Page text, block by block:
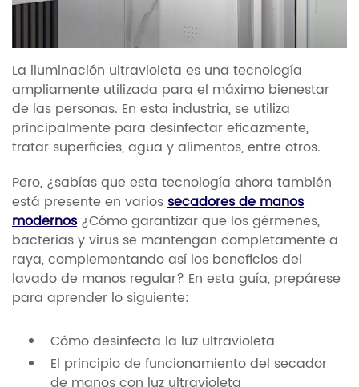
La iluminación ultravioleta es una tecnología
ampliamente utilizada para el máximo bienestar
de las personas. En esta industria, se utiliza
principalmente para desinfectar eficazmente,
tratar superficies, agua y alimentos, entre otros.
Pero, ¿sabías que esta tecnología ahora también
está presente en variossecadores de manos
modernos¿Cómo garantizar que los gérmenes,
bacterias y virus se mantengan completamente a
raya, complementando así los beneficios del
lavado de manos regular? En esta guía, prepárese
para aprender lo siguiente:
Cómo desinfecta la luz ultravioleta
El principio de funcionamiento del secador